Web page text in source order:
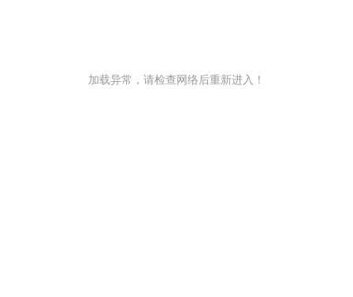
加载异常，请检查网络后重新进入！